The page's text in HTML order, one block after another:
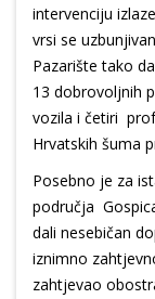
intervenciju
vrsi se
Pazarište tako
13 dobrovoljnih
vozila i četiri
Hrvatskih šuma
Posebno je za
područja
dali nesebičan
iznimno
zahtjevao